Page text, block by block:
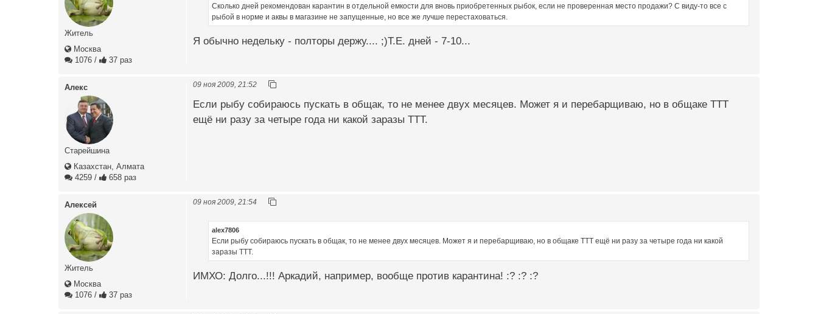
Житель
Москва
1076 / 37 раз
Сколько дней рекомендован карантин в отдельной емкости для вновь приобретенных рыбок, если не проверенная место продажи? С виду-то все с
рыбой в норме и аквы в магазине не запущенные, но все же лучше перестаховаться.
Я обычно недельку - полторы держу.... ;)Т.Е. дней - 7-10...
Алекс
Старейшина
Казахстан, Алмата
4259 / 658 раз
09 ноя 2009, 21:52
Если рыбу собираюсь пускать в общак, то не менее двух месяцев. Может я и перебарщиваю, но в общаке ТТТ
ещё ни разу за четыре года ни какой заразы ТТТ.
Алексей
Житель
Москва
1076 / 37 раз
09 ноя 2009, 21:54
alex7806
Если рыбу собираюсь пускать в общак, то не менее двух месяцев. Может я и перебарщиваю, но в общаке ТТТ ещё ни разу за четыре года ни какой
заразы ТТТ.
ИМХО: Долго...!!! Аркадий, например, вообще против карантина! :? :? :?